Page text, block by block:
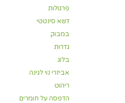
פרגולות
דשא סינטטי
במבוק
גדרות
בלוג
אביזרי נוי לגינה
ריהוט
הדפסה על חומרים